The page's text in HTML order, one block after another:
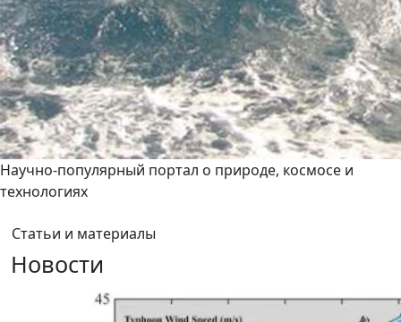
Научно-популярный портал о природе, космосе и
технологиях
Статьи и материалы
Новости